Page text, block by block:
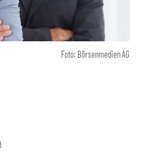
Foto: Börsenmedien AG